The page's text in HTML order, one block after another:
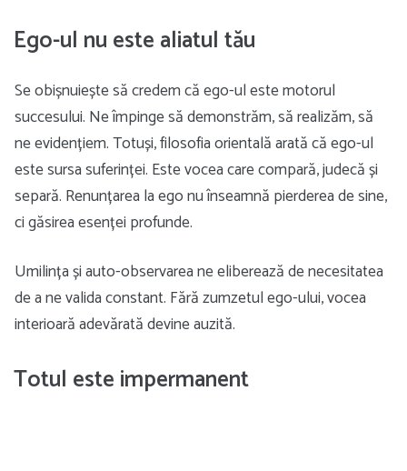
Ego-ul nu este aliatul tău
Se obișnuiește să credem că ego-ul este motorul
succesului. Ne împinge să demonstrăm, să realizăm, să
ne evidențiem. Totuși, filosofia orientală arată că ego-ul
este sursa suferinței. Este vocea care compară, judecă și
separă. Renunțarea la ego nu înseamnă pierderea de sine,
ci găsirea esenței profunde.
Umilința și auto-observarea ne eliberează de necesitatea
de a ne valida constant. Fără zumzetul ego-ului, vocea
interioară adevărată devine auzită.
Totul este impermanent